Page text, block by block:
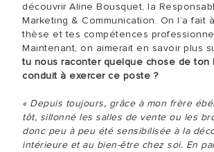
découvrir Aline Bousquet, la
Marketing & Communication. On l’a fait
thèse et tes compétences
Maintenant, on aimerait en savoir plus
tu nous raconter quelque chose de ton
conduit à exercer ce poste ?
« Depuis toujours, grâce à mon frère
tôt, sillonné les salles de vente ou les
donc peu à peu été sensibilisée à la
intérieure et au bien-être chez soi. En